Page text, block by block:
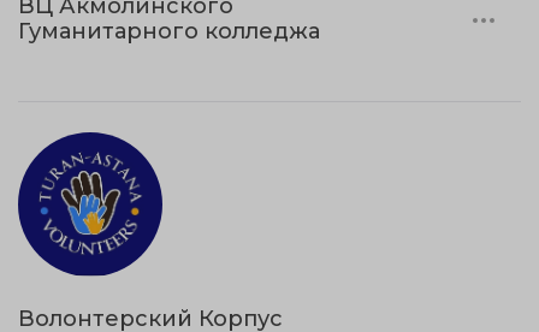
ВЦ Акмолинского
Гуманитарного колледжа
Волонтерский Корпус